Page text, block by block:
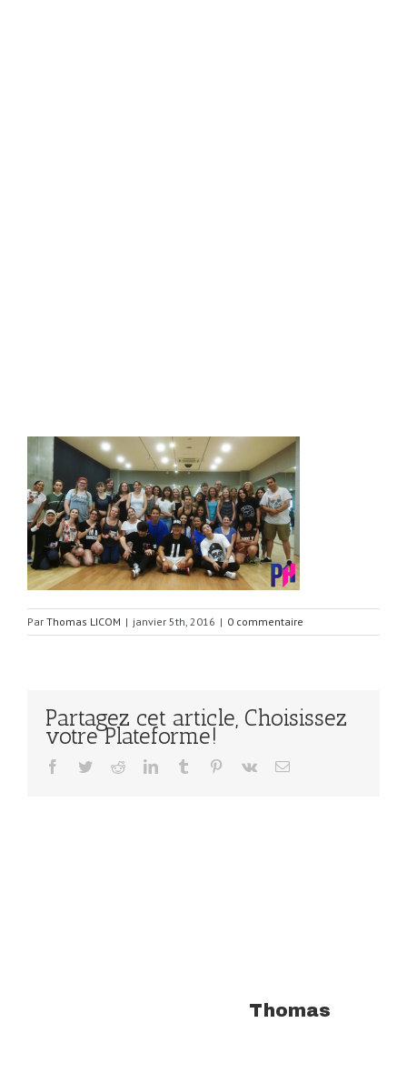
Par Thomas LICOM | janvier 5th, 2016 | 0 commentaire
Partagez cet article, Choisissez
votre Plateforme!
Facebook
TwitterRedditLinkedInTumblr Pinterest
Vk Email
Thomas